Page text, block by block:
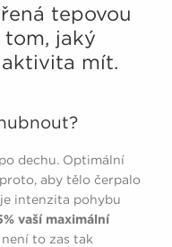
tepovou
jaký
mít.
dechu. Optimální
aby tělo čerpalo
je intenzita pohybu
vaší maximální
není to zas tak